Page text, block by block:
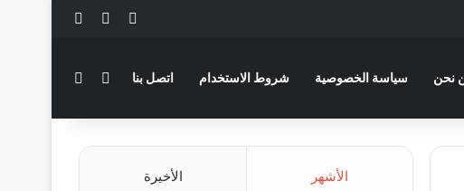
فيسبوك
نحن سياسة الخصوصية شروط الاستخدام اتصل بنا الوضع المظلم
الأشهر الأخيرة